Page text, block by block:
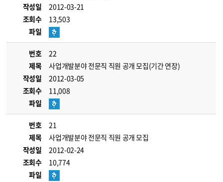
작성일
2012-03-21
조회수
13,503
파일
번호
22
제목
사업개발분야 전문직 직원 공개 모집(기간 연장)
작성일
2012-03-05
조회수
11,008
파일
번호
21
제목
사업개발분야 전문직 직원 공개 모집
작성일
2012-02-24
조회수
10,774
파일